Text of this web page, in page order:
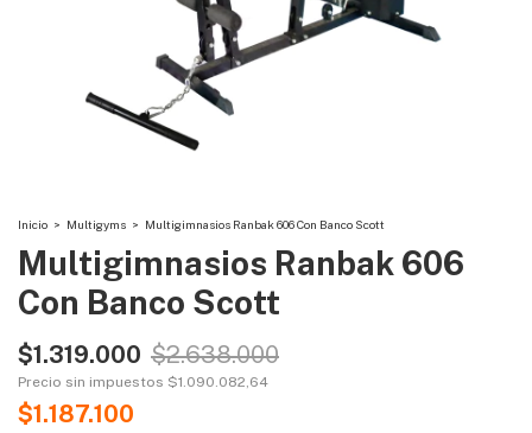
Inicio > Multigyms > Multigimnasios Ranbak 606 Con Banco Scott
Multigimnasios Ranbak 606
Con Banco Scott
$1.319.000 $2.638.000
Precio sin impuestos $1.090.082,64
$1.187.100